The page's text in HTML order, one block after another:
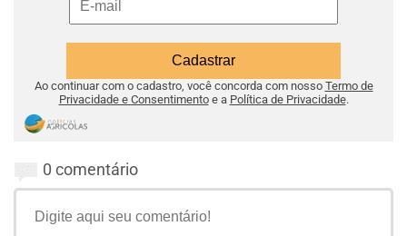
Ao continuar com o cadastro, você concorda com nosso Termo de
Privacidade e Consentimentoe a Política de Privacidade.
0 comentário